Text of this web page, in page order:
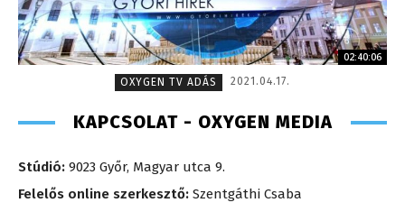
02:40:06
OXYGEN TV ADÁS
2021.04.17.
KAPCSOLAT - OXYGEN MEDIA
Stúdió: 9023 Győr, Magyar utca 9.
Felelős online szerkesztő: Szentgáthi Csaba